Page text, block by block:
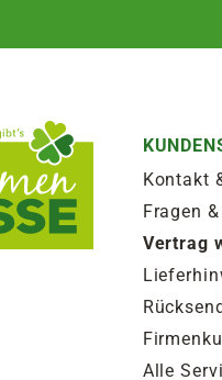
Kontakt
Fragen
Vertrag
Alle